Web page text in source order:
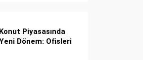
Konut Piyasasında
Dönem: Ofisleri